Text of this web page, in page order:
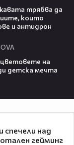
трябва да
които
и антидрон
цветовете на
детска мечта
над
гейминг